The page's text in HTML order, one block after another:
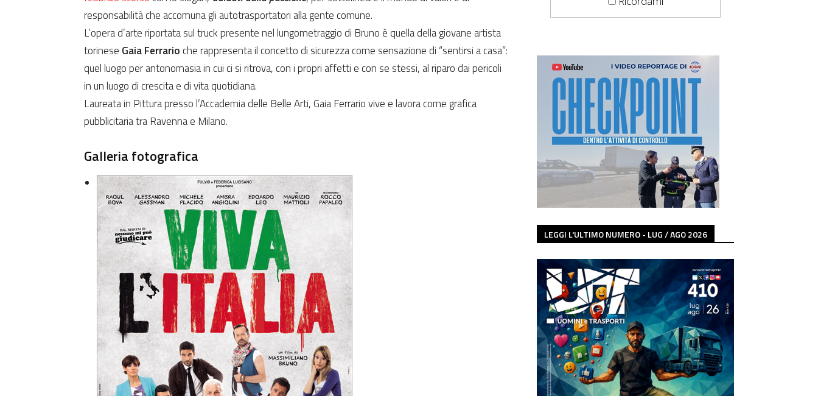
responsabilità che accomuna gli autotrasportatori alla gente comune.
L’opera d’arte riportata sul truck presente nel lungometraggio di Bruno è quella della giovane artista
torinese Gaia Ferrario che rappresenta il concetto di sicurezza come sensazione di “sentirsi a casa”:
quel luogo per antonomasia in cui ci si ritrova, con i propri affetti e con se stessi, al riparo dai pericoli
in un luogo di crescita e di vita quotidiana.
Laureata in Pittura presso l’Accademia delle Belle Arti, Gaia Ferrario vive e lavora come grafica
pubblicitaria tra Ravenna e Milano.
Galleria fotografica
LEGGI L'ULTIMO NUMERO - LUG / AGO 2026